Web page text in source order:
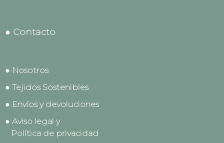
● Contacto
● Nosotros
● Tejidos Sostenibles
● Envíos y devoluciones
● Aviso legal y
Política de privacidad